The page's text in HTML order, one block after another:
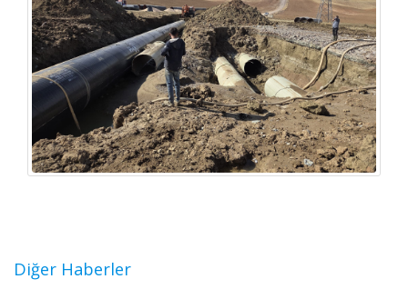
Diğer Haberler